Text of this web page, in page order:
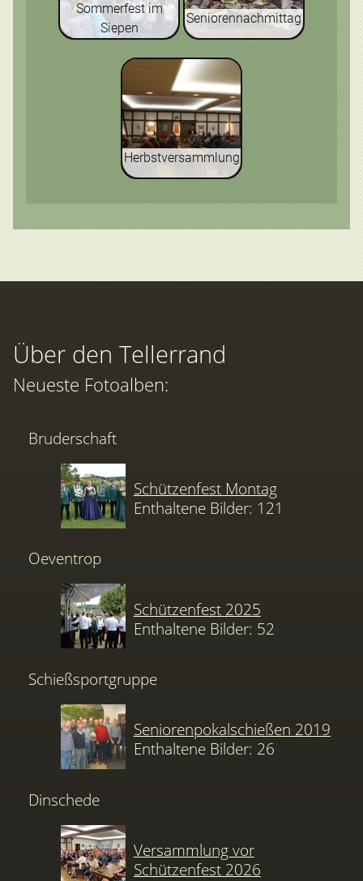
Sommerfest im
Siepen
Seniorennachmittag
Herbstversammlung
Über den Tellerrand
Neueste Fotoalben:
Bruderschaft
Schützenfest Montag
Enthaltene Bilder: 121
Oeventrop
Schützenfest 2025
Enthaltene Bilder: 52
Schießsportgruppe
Seniorenpokalschießen 2019
Enthaltene Bilder: 26
Dinschede
Versammlung vor
Schützenfest 2026